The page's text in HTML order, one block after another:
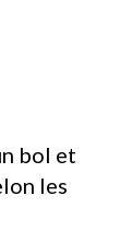
bol et
les